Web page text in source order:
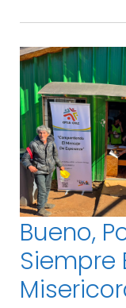
Bueno,
Siempre